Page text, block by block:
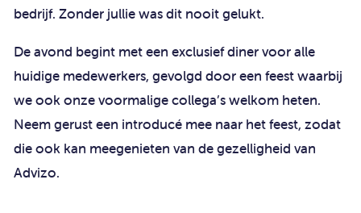
bedrijf. Zonder jullie was dit nooit gelukt.
De avond begint met een exclusief diner voor alle
huidige medewerkers, gevolgd door een feest waarbij
we ook onze voormalige collega’s welkom heten.
Neem gerust een introducé mee naar het feest, zodat
die ook kan meegenieten van de gezelligheid van
Advizo.